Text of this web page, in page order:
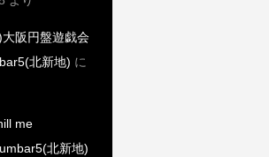
阪円盤遊戯会
北新地) に
me
北新地)